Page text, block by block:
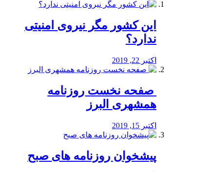
این کشور مگر نیروی امنیتی
ندارد؟
اکتبر 22, 2019
️ صفحه نخست روزنامه‌
همشهری البرز
اکتبر 15, 2019
پیشخوان روزنامه های صبح